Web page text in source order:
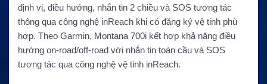
định vị, điều hướng, nhắn tin 2 chiều và SOS tương tác
thông qua công nghệ inReach khi có đăng ký vệ tinh phù
hợp. Theo Garmin, Montana 700i kết hợp khả năng điều
hướng on-road/off-road với nhắn tin toàn cầu và SOS
tương tác qua công nghệ vệ tinh inReach.